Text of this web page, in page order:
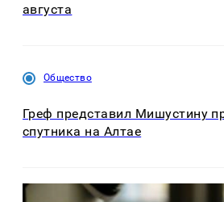
августа
Общество
Греф представил Мишустину
спутника на Алтае